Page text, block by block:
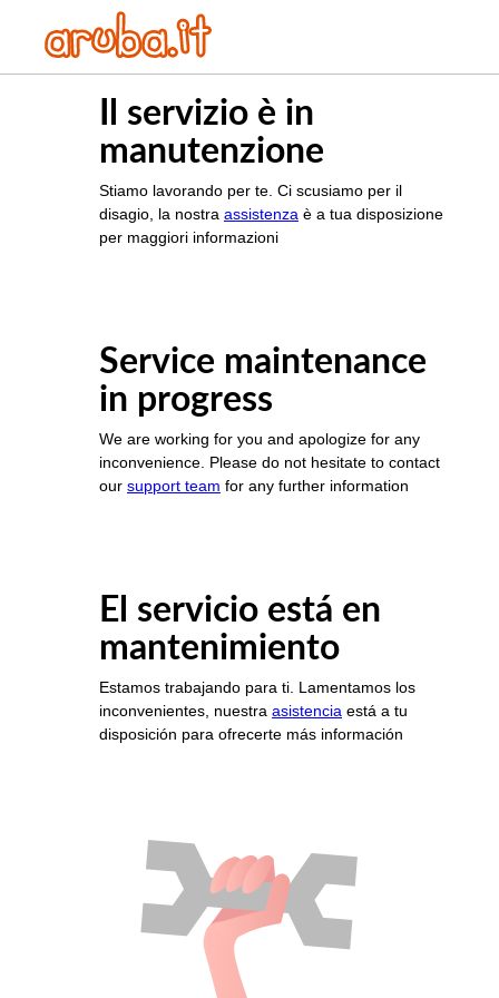
Il servizio è in
manutenzione
Stiamo lavorando per te. Ci scusiamo per il
disagio, la nostra assistenza è a tua disposizione
per maggiori informazioni
Service maintenance
in progress
We are working for you and apologize for any
inconvenience. Please do not hesitate to contact
our support team for any further information
El servicio está en
mantenimiento
Estamos trabajando para ti. Lamentamos los
inconvenientes, nuestra asistencia está a tu
disposición para ofrecerte más información